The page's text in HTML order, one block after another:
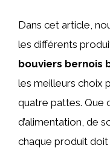
Dans cet article,
les différents
bouviers bernois
les meilleurs choix
quatre pattes. Que
d’alimentation, de
chaque produit